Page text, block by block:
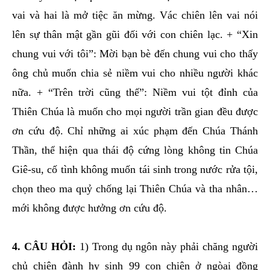
vai và hai là mở tiệc ăn mừng. Vác chiên lên vai nói
lên sự thân mật gần gũi đối với con chiên lạc. + “Xin
chung vui với tôi”: Mời bạn bè đến chung vui cho thấy
ông chủ muốn chia sẻ niềm vui cho nhiều người khác
nữa. + “Trên trời cũng thế”: Niềm vui tột đỉnh của
Thiên Chúa là muốn cho mọi người trần gian đều được
ơn cứu độ. Chỉ những ai xúc phạm đến Chúa Thánh
Thần, thể hiện qua thái độ cứng lòng không tin Chúa
Giê-su, cố tình không muốn tái sinh trong nước rửa tội,
chọn theo ma quỷ chống lại Thiên Chúa và tha nhân…
mới không được hưởng ơn cứu độ.
4. CÂU HỎI: 1) Trong dụ ngôn này phải chăng người
chủ chiên đành hy sinh 99 con chiên ở ngòai đồng